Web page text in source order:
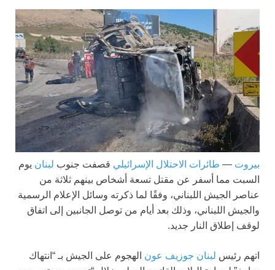
بيروت — طائرات الاحتلال الإسرائيلي قصفت جنوب لبنان يوم
السبت مما أسفر عن مقتل تسعة أشخاص بينهم ثلاثة من
عناصر الجيش اللبناني، وفقًا لما ذكرته وسائل الإعلام الرسمية
والجيش اللبناني، وذلك بعد أيام من توصل الجانبين إلى اتفاق
لوقف إطلاق النار جديد.
اتهم رئيس لبنان جوزيف عون الهجوم على الجيش بـ “انتهاك